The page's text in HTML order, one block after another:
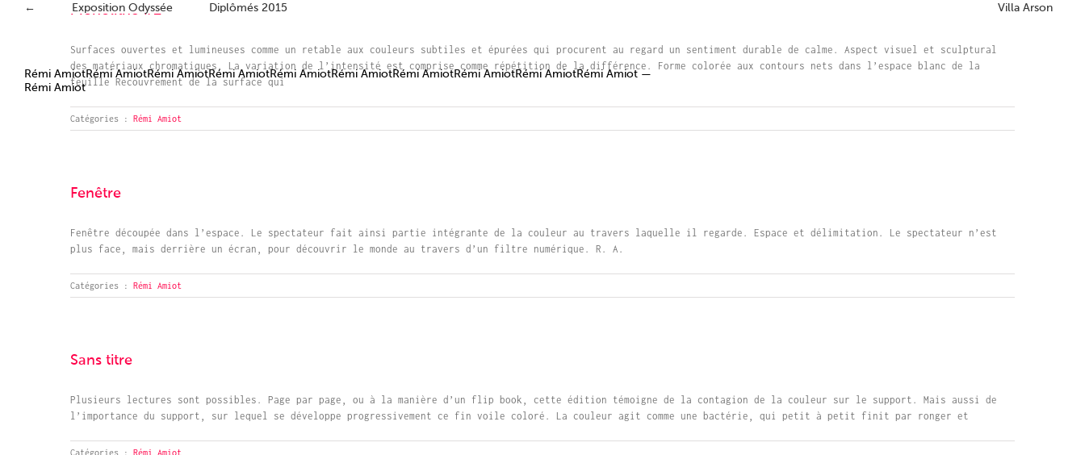
Passer
← Exposition Odyssée Diplômés 2015 Villa Arson
Rémi AmiotRémi AmiotRémi AmiotRémi AmiotRémi AmiotRémi AmiotRémi AmiotRémi AmiotRémi AmiotRémi Amiot —
Rémi Amiot
Monolithe #2
Surfaces ouvertes et lumineuses comme un retable aux couleurs subtiles et épurées qui procurent au regard un sentiment durable de calme. Aspect visuel et sculptural
des matériaux chromatiques. La variation de l’intensité est comprise comme répétition de la différence. Forme colorée aux contours nets dans l’espace blanc de la
feuille Recouvrement de la surface qui
Catégories : Rémi Amiot
Fenêtre
Fenêtre découpée dans l’espace. Le spectateur fait ainsi partie intégrante de la couleur au travers laquelle il regarde. Espace et délimitation. Le spectateur n’est
plus face, mais derrière un écran, pour découvrir le monde au travers d’un filtre numérique. R. A.
Catégories : Rémi Amiot
Sans titre
Plusieurs lectures sont possibles. Page par page, ou à la manière d’un flip book, cette édition témoigne de la contagion de la couleur sur le support. Mais aussi de
l’importance du support, sur lequel se développe progressivement ce fin voile coloré. La couleur agit comme une bactérie, qui petit à petit finit par ronger et
Catégories : Rémi Amiot